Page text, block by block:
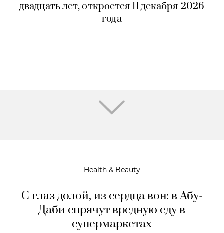
двадцать лет, откроется 11 декабря 2026
года
Health & Beauty
С глаз долой, из сердца вон: в Абу-
Даби спрячут вредную еду в
супермаркетах